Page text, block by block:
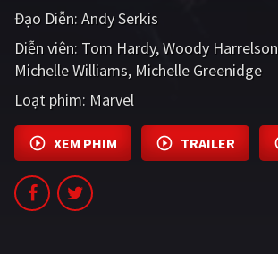
Đạo Diễn: Andy Serkis
Diễn viên: Tom Hardy Woody Harrelson
Michelle Williams Michelle Greenidge
Loạt phim: Marvel
XEM PHIM TRAILER